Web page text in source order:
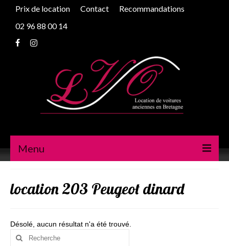
Prix de location Contact
Recommandations
02 96 88 00 14
Menu
Traction
Contact
location 203 Peugeot dinard
Désolé, aucun résultat n'a été trouvé.
Rechercher